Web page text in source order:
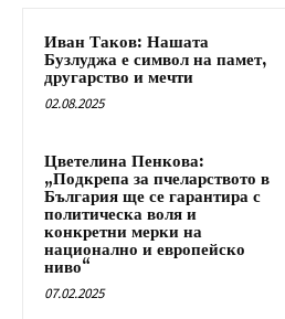
Иван Таков: Нашата
Бузлуджа е символ на памет,
другарство и мечти
02.08.2025
Цветелина Пенкова:
„Подкрепа за пчеларството в
България ще се гарантира с
политическа воля и
конкретни мерки на
национално и европейско
ниво“
07.02.2025